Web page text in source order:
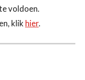
voldoen.
klik hier.